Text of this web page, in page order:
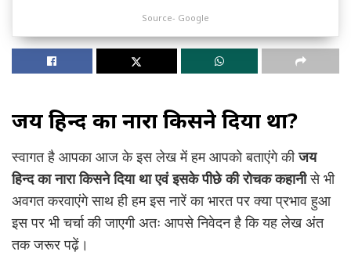
Source- Google
जय हिन्द का नारा किसने दिया था?
स्वागत है आपका आज के इस लेख में हम आपको बताएंगे कीजय
हिन्द का नारा किसने दिया था एवं इसके पीछे की रोचक कहानीसे भी
अवगत करवाएंगे साथ ही हम इस नारें का भारत पर क्या प्रभाव हुआ
इस पर भी चर्चा की जाएगी अतः आपसे निवेदन है कि यह लेख अंत
तक जरूर पढ़ें।